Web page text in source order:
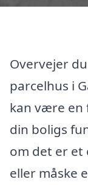
Overvejer
parcelhus i
kan være en
din boligs
om det er et
eller måske